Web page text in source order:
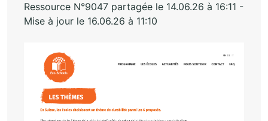
Ressource N°9047 partagée le 14.06.26 à 16:11 -
Mise à jour le 16.06.26 à 11:10